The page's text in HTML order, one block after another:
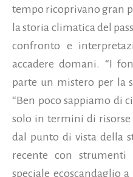
tempo ricoprivano gran
la storia climatica del
confronto e
accadere domani. “I
parte un mistero per la
“Ben poco sappiamo di
solo in termini di risorse
dal punto di vista della
recente con
speciale ecoscandaglio